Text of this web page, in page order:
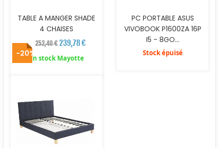
TABLE A MANGER SHADE
4 CHAISES
252,40 € 239,78 €
En stock Mayotte
PC PORTABLE ASUS
VIVOBOOK P1600ZA 16P
I5 - 8GO...
Stock épuisé
-20%